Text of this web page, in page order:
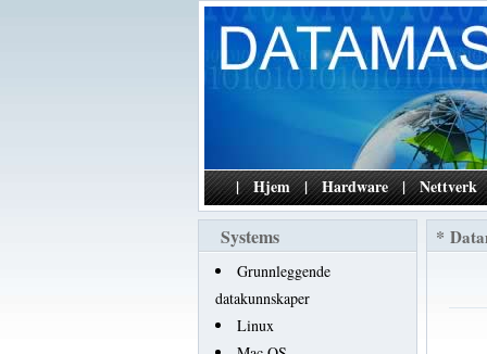
| Hjem | Hardware | Nettverk
Systems
Grunnleggende
datakunnskaper
Linux
*